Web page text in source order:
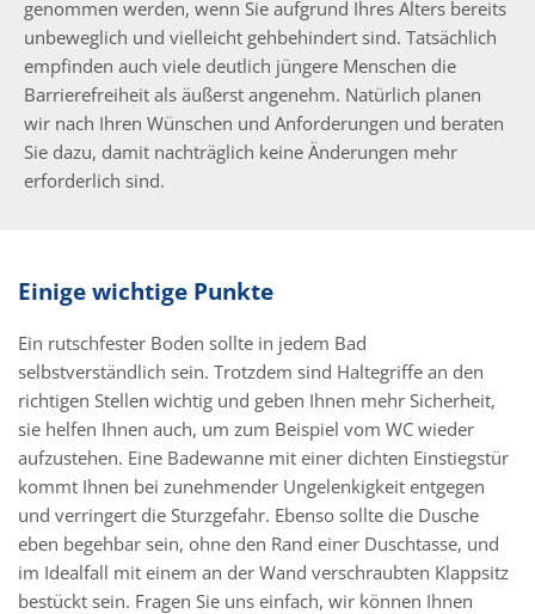
genommen werden, wenn Sie aufgrund Ihres Alters bereits
unbeweglich und vielleicht gehbehindert sind. Tatsächlich
empfinden auch viele deutlich jüngere Menschen die
Barrierefreiheit als äußerst angenehm. Natürlich planen
wir nach Ihren Wünschen und Anforderungen und beraten
Sie dazu, damit nachträglich keine Änderungen mehr
erforderlich sind.
Einige wichtige Punkte
Ein rutschfester Boden sollte in jedem Bad
selbstverständlich sein. Trotzdem sind Haltegriffe an den
richtigen Stellen wichtig und geben Ihnen mehr Sicherheit,
sie helfen Ihnen auch, um zum Beispiel vom WC wieder
aufzustehen. Eine Badewanne mit einer dichten Einstiegstür
kommt Ihnen bei zunehmender Ungelenkigkeit entgegen
und verringert die Sturzgefahr. Ebenso sollte die Dusche
eben begehbar sein, ohne den Rand einer Duschtasse, und
im Idealfall mit einem an der Wand verschraubten Klappsitz
bestückt sein. Fragen Sie uns einfach, wir können Ihnen